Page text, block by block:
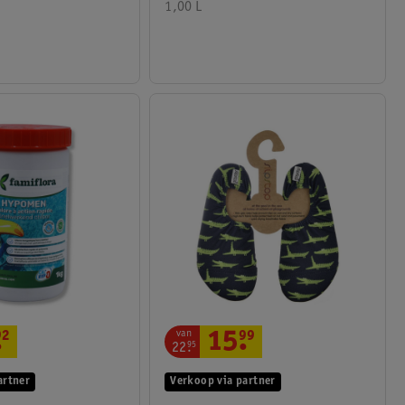
1,00 L
Verkoop via partner
van
22.
95 15.
99